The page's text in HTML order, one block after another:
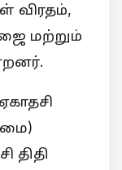
விரதம்,
மற்றும்
திதி